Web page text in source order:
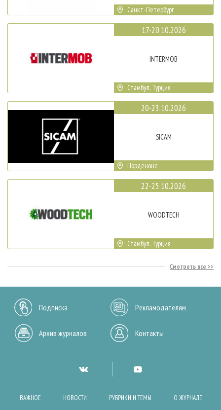
Санкт-Петербург
17-20.10.2026
INTERMOB
Стамбул, Турция
20-23.10.2026
SICAM
Порденоне
22-25.10.2026
WOODTECH
Стамбул, Турция
Смотреть все
Подписка Рекламодателям
Архив журналов Контакты
ВАЖНОЕ НОВОСТИ РУБРИКИ И ТЕМЫ О ЖУРНАЛЕ